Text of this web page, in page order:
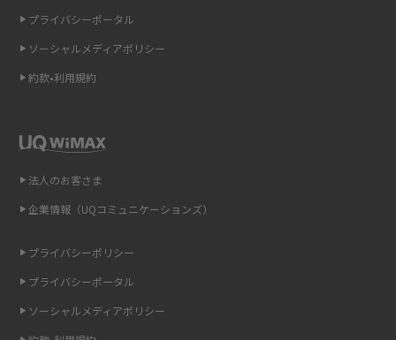
スマホのウィジェットとは？iPhone・Androidの設定方法やおススメを紹
リプライ機能とは？LINE、X（旧Twitter）、Instagram、TikTokで送る方法
インスタのDMの送り方は？便利機能の使い方や注意点をわかりやすく解説
Bluetooth®とは？Wi-Fiとの違いやスマホ・PCとの接続方法を解説
紹介
方法を詳しく解説
プライバシーポータル
ソーシャルメディアポリシー
約款•利用規約
法人のお客さま
企業情報（UQコミュニケーションズ）
プライバシーポリシー
プライバシーポータル
ソーシャルメディアポリシー